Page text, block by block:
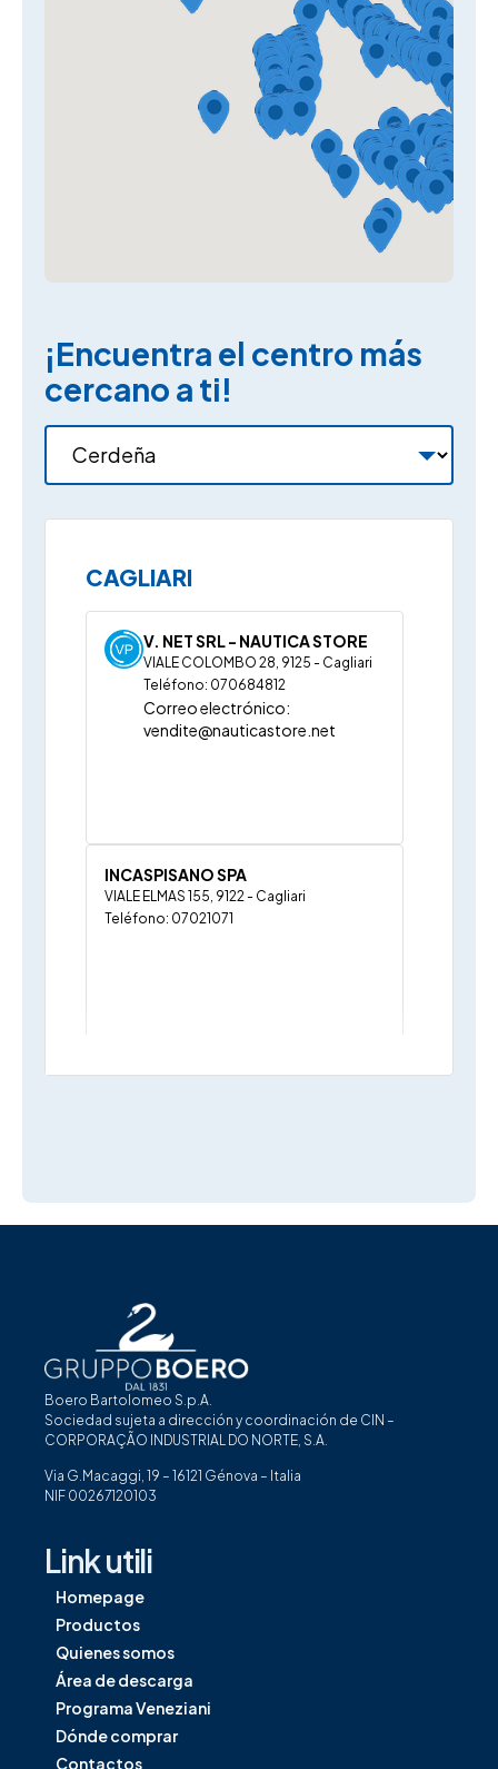
¡Encuentra el centro más
cercano a ti!
CAGLIARI
V. NET SRL - NAUTICA STORE
VIALE COLOMBO 28, 9125 - Cagliari
Teléfono: 070684812
Correo electrónico:
vendite@nauticastore.net
INCASPISANO SPA
VIALE ELMAS 155, 9122 - Cagliari
Teléfono: 07021071
NEW COLOR S.R.L.
VIA MONTANARU 11/13, 9123 - LOC. SU
PLANU - Selargius
Teléfono: 070531033
Fax: 070668112
NAUTICA L'ANCORA S.A.S.
VIA ALCIDE DE GASPERI 44/A, 9045 -
Quartu Sant'Elena
Boero Bartolomeo S.p.A.
Sociedad sujeta a dirección y coordinación de CIN –
CORPORAÇÃO INDUSTRIAL DO NORTE, S.A.
Via G.Macaggi, 19 – 16121 Génova – Italia
NIF 00267120103
Link utili
Homepage
Productos
Quienes somos
Área de descarga
Programa Veneziani
Dónde comprar
Contactos